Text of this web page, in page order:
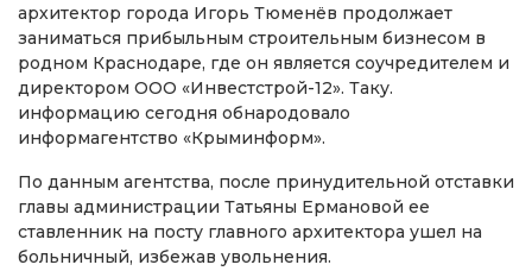
архитектор города Игорь Тюменёв продолжает
заниматься прибыльным строительным бизнесом в
родном Краснодаре, где он является соучредителем и
директором ООО «Инвестстрой-12». Таку.
информацию сегодня обнародовало
информагентство «Крыминформ».
По данным агентства, после принудительной отставки
главы администрации Татьяны Ермановой ее
ставленник на посту главного архитектора ушел на
больничный, избежав увольнения.